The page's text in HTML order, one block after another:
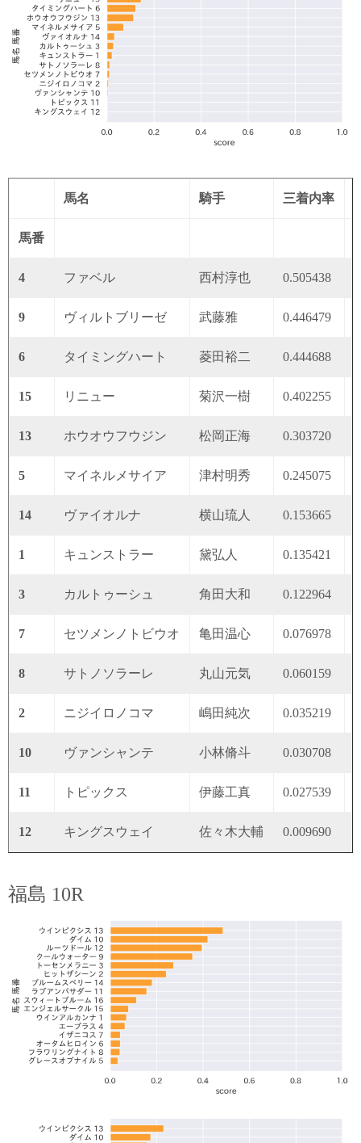
馬名 騎手 三着内率
馬番
4 ファベル 西村淳也 0.505438
9 ヴィルトブリーゼ 武藤雅 0.446479
6 タイミングハート 菱田裕二 0.444688
15 リニュー 菊沢一樹 0.402255
13 ホウオウフウジン 松岡正海 0.303720
5 マイネルメサイア 津村明秀 0.245075
14 ヴァイオルナ 横山琉人 0.153665
1 キュンストラー 黛弘人 0.135421
3 カルトゥーシュ 角田大和 0.122964
7 セツメンノトビウオ 亀田温心 0.076978
8 サトノソラーレ 丸山元気 0.060159
2 ニジイロノコマ 嶋田純次 0.035219
10 ヴァンシャンテ 小林脩斗 0.030708
11 トピックス 伊藤工真 0.027539
12 キングスウェイ 佐々木大輔 0.009690
福島 10R